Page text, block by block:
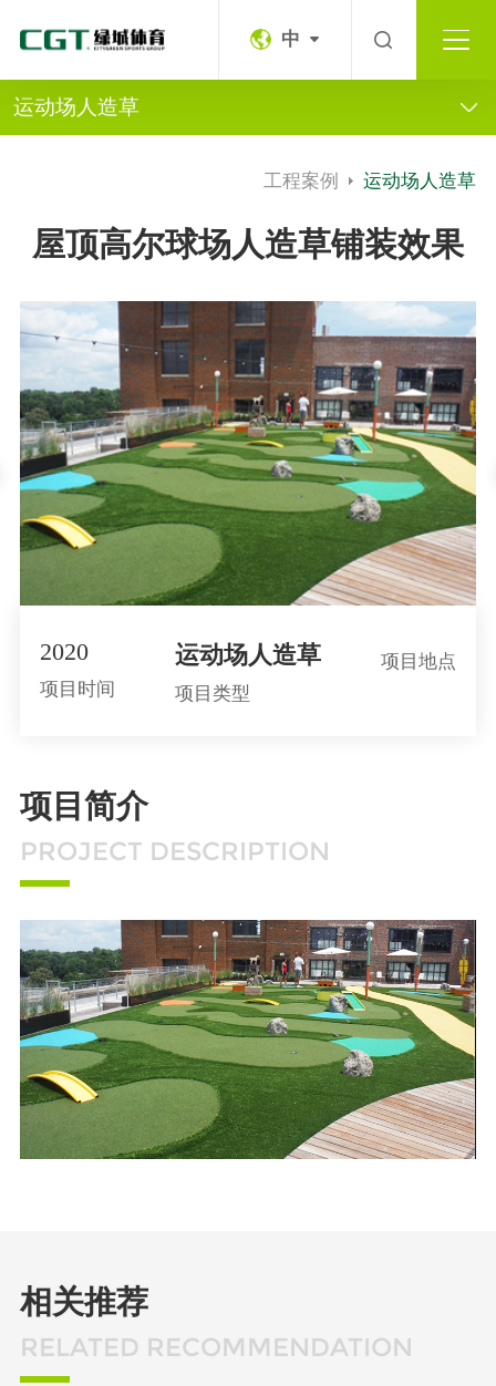
中
运动场人造草
工程案例 运动场人造草
屋顶高尔球场人造草铺装效果
2020
项目时间
运动场人造草
项目类型
项目地点
项目简介
PROJECT DESCRIPTION
相关推荐
RELATED RECOMMENDATION